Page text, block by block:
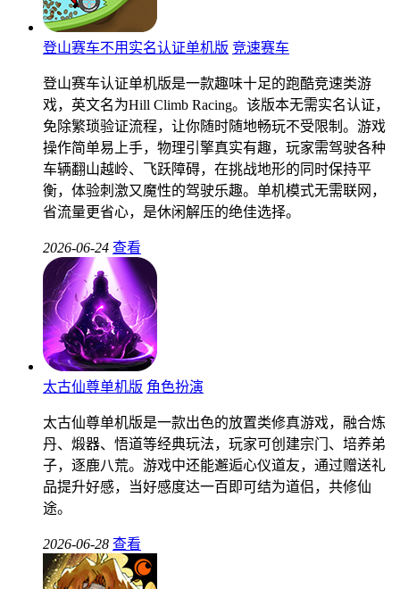
登山赛车不用实名认证单机版 竞速赛车
登山赛车认证单机版是一款趣味十足的跑酷竞速类游
戏，英文名为Hill Climb Racing。该版本无需实名认证，
免除繁琐验证流程，让你随时随地畅玩不受限制。游戏
操作简单易上手，物理引擎真实有趣，玩家需驾驶各种
车辆翻山越岭、飞跃障碍，在挑战地形的同时保持平
衡，体验刺激又魔性的驾驶乐趣。单机模式无需联网，
省流量更省心，是休闲解压的绝佳选择。
2026-06-24 查看
太古仙尊单机版 角色扮演
太古仙尊单机版是一款出色的放置类修真游戏，融合炼
丹、煅器、悟道等经典玩法，玩家可创建宗门、培养弟
子，逐鹿八荒。游戏中还能邂逅心仪道友，通过赠送礼
品提升好感，当好感度达一百即可结为道侣，共修仙
途。
2026-06-28 查看